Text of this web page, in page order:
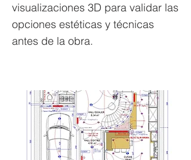
visualizaciones 3D para validar las
opciones estéticas y técnicas
antes de la obra.